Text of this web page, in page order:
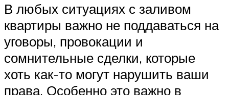
В любых ситуациях с заливом
квартиры важно не поддаваться на
уговоры, провокации и
сомнительные сделки, которые
хоть как-то могут нарушить ваши
права. Особенно это важно в